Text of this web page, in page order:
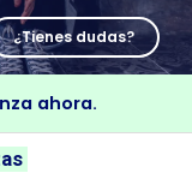
¿Tienes dudas?
ahora.